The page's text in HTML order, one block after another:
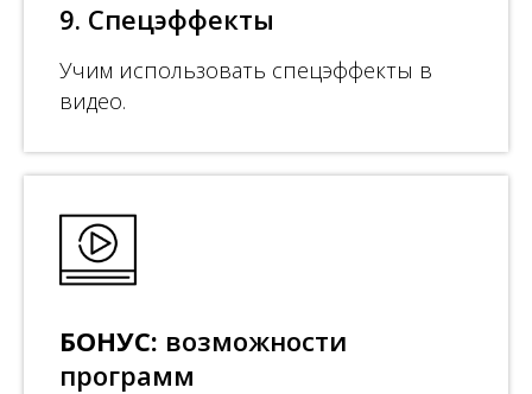
9. Спецэффекты
Учим использовать спецэффекты в
видео.
БОНУС: возможности
программ